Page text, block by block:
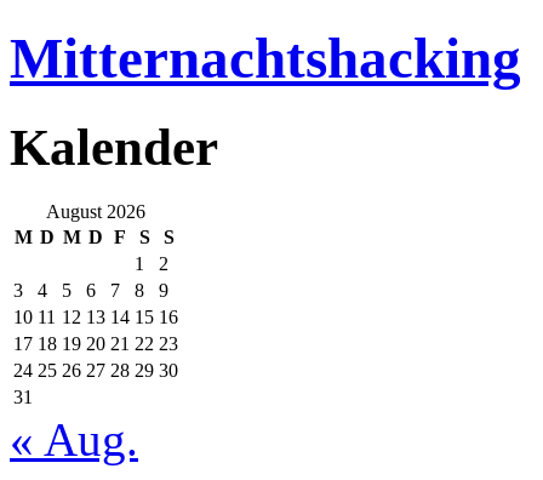
Mitternachtshacking
Kalender
August 2026
M D M D F S
S
1
2
3
4 5 6 7 8
9
10 11 12 13 14 15 16
17 18 19 20 21 22 23
24 25 26 27 28 29 30
31
« Aug.